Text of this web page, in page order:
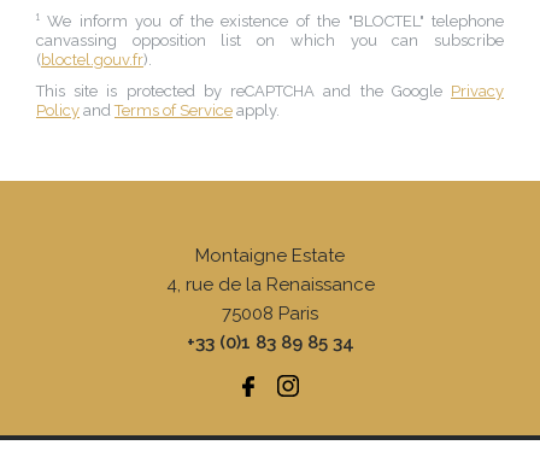
¹ We inform you of the existence of the "BLOCTEL" telephone
canvassing opposition list on which you can subscribe
(bloctel.gouv.fr).
This site is protected by reCAPTCHA and the Google Privacy
Policy andTerms of Service apply.
Montaigne Estate
4, rue de la Renaissance
75008 Paris
+33 (0)1 83 89 85 34